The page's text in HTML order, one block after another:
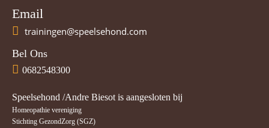
Email
trainingen@speelsehond.com
Bel Ons
0682548300
Speelsehond /Andre Biesot is aangesloten bij
Homeopathie vereniging
Stichting GezondZorg (SGZ)